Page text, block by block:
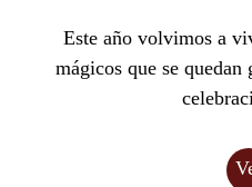
Este año volvimos a
mágicos que se